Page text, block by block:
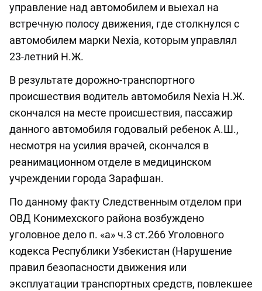
управление над автомобилем и выехал на
встречную полосу движения, где столкнулся с
автомобилем марки Nexia, которым управлял
23-летний Н.Ж.
В результате дорожно-транспортного
происшествия водитель автомобиля Nexia Н.Ж.
скончался на месте происшествия, пассажир
данного автомобиля годовалый ребенок А.Ш.,
несмотря на усилия врачей, скончался в
реанимационном отделе в медицинском
учреждении города Зарафшан.
По данному факту Следственным отделом при
ОВД Конимехского района возбуждено
уголовное дело п. «а» ч.3 ст.266 Уголовного
кодекса Республики Узбекистан (Нарушение
правил безопасности движения или
эксплуатации транспортных средств, повлекшее